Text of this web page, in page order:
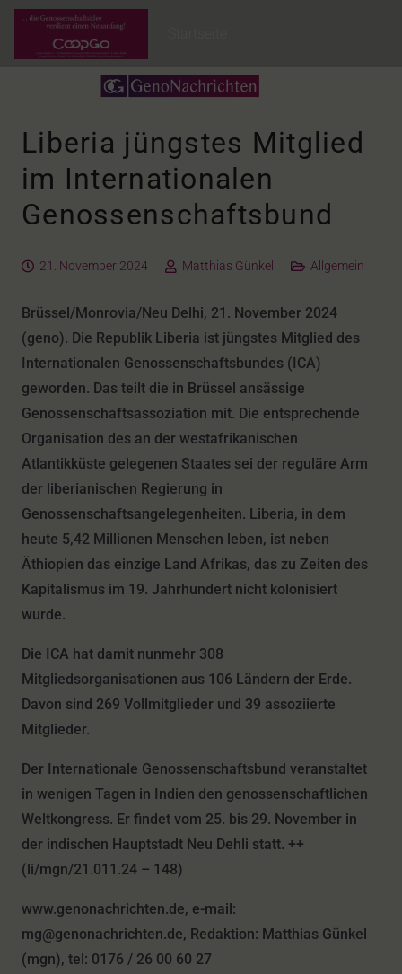
Liberia jüngstes Mitglied
im Internationalen
Genossenschaftsbund
21. November 2024 Matthias Günkel Allgemein
Brüssel/Monrovia/Neu Delhi, 21. November 2024
(geno). Die Republik Liberia ist jüngstes Mitglied des
Internationalen Genossenschaftsbundes (ICA)
geworden. Das teilt die in Brüssel ansässige
Genossenschaftsassoziation mit. Die entsprechende
Organisation des an der westafrikanischen
Atlantikküste gelegenen Staates sei der reguläre Arm
der liberianischen Regierung in
Genossenschaftsangelegenheiten. Liberia, in dem
heute 5,42 Millionen Menschen leben, ist neben
Äthiopien das einzige Land Afrikas, das zu Zeiten des
Kapitalismus im 19. Jahrhundert nicht kolonisiert
wurde.
Die ICA hat damit nunmehr 308
Mitgliedsorganisationen aus 106 Ländern der Erde.
Davon sind 269 Vollmitglieder und 39 assoziierte
Mitglieder.
Der Internationale Genossenschaftsbund veranstaltet
in wenigen Tagen in Indien den genossenschaftlichen
Weltkongress. Er findet vom 25. bis 29. November in
der indischen Hauptstadt Neu Dehli statt. ++
(li/mgn/21.011.24 – 148)
www.genonachrichten.de, e-mail:
mg@genonachrichten.de, Redaktion: Matthias Günkel
(mgn), tel: 0176 / 26 00 60 27